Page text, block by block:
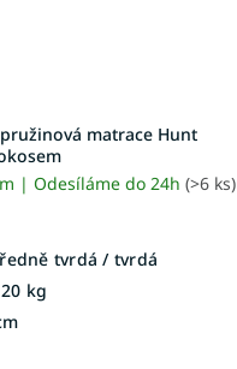
matrace Hunt
| Odesíláme do 24h (>6 ks)
tvrdá / tvrdá
kg